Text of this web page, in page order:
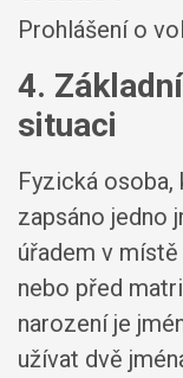
Prohlášení o
4.
situaci
Fyzická
zapsáno jedno
úřadem v
nebo před
narození je
užívat dvě